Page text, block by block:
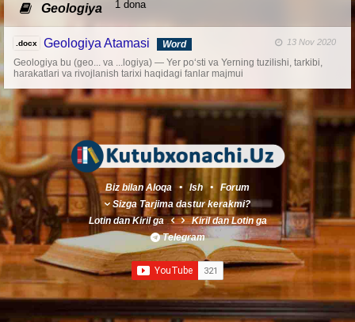
Geologiya 1 dona
.docx Geologiya Atamasi Word 13 Nov 2020
Geologiya bu (geo... va ...logiya) — Yer poʻsti va Yerning tuzilishi, tarkibi,
harakatlari va rivojlanish tarixi haqidagi fanlar majmui
Biz bilan Aloqa •Ish• Forum
Sizga Tarjima dastur kerakmi?
LotindanKirilga KirildanLotinga
Telegram